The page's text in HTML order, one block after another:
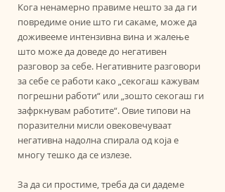
Кога ненамерно правиме нешто за да ги
повредиме оние што ги сакаме, може да
доживееме интензивна вина и жалење
што може да доведе до негативен
разговор за себе. Негативните разговори
за себе се работи како „секогаш кажувам
погрешни работи“ или „зошто секогаш ги
зафркнувам работите“. Овие типови на
поразителни мисли овековечуваат
негативна надолна спирала од која е
многу тешко да се излезе.
За да си простиме, треба да си дадеме